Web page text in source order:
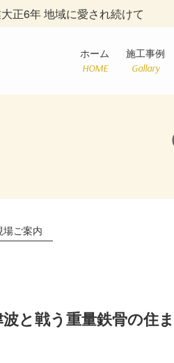
正6年 地域に愛され続けて
ホーム
HOME
施工事例
Gallary
ご案内
波と戦う重量鉄骨の住